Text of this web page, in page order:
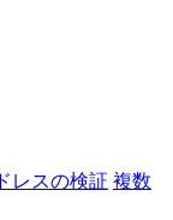
レスの検証 複数